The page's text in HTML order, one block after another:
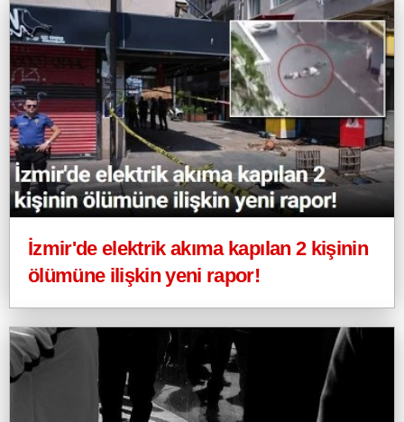
İzmir'de elektrik akıma kapılan 2 kişinin
ölümüne ilişkin yeni rapor!